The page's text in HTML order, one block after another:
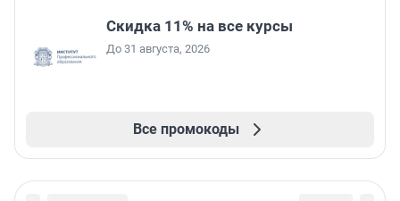
Скидка 11% на все курсы
До 31 августа, 2026
Все промокоды